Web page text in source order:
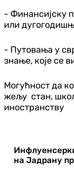
- Финансијску
или
- Путовања у
знање, које се
Могућност да
жељу стан,
иностранству
на Јадрану